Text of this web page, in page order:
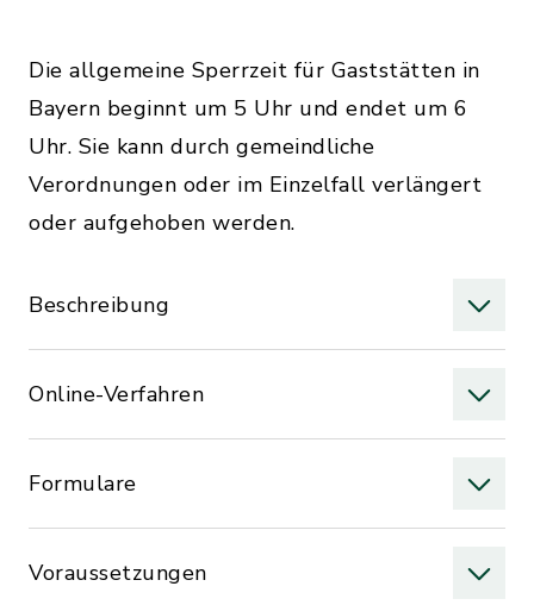
Die allgemeine Sperrzeit für Gaststätten in
Bayern beginnt um 5 Uhr und endet um 6
Uhr. Sie kann durch gemeindliche
Verordnungen oder im Einzelfall verlängert
oder aufgehoben werden.
Beschreibung
Online-Verfahren
Formulare
Voraussetzungen